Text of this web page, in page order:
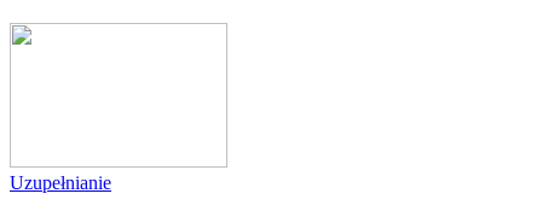
Uzupełnianie